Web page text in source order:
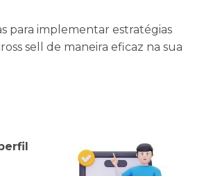
para implementar estratégias
sell de maneira eficaz na sua